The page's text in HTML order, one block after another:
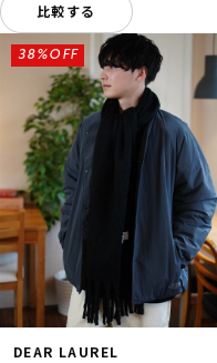
比較する
DEAR LAUREL
38%OFF